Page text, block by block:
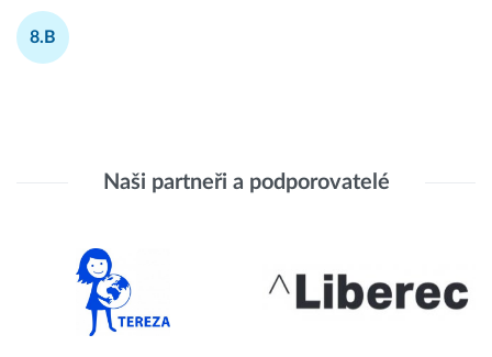
8.B
Naši partneři a podporovatelé